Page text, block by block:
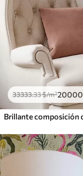
33333.33$/m²20000